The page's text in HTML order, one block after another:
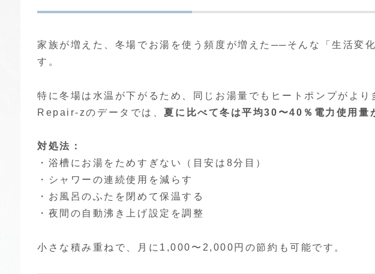
家族が増えた、冬場でお湯を使う頻度が増えた──そんな「生活変
す。
特に冬場は水温が下がるため、同じお湯量でもヒートポンプがよ
Repair-zのデータでは、夏に比べて冬は平均30〜40％電力使用量
対処法：
・浴槽にお湯をためすぎない（目安は8分目）
・シャワーの連続使用を減らす
・お風呂のふたを閉めて保温する
・夜間の自動沸き上げ設定を調整
小さな積み重ねで、月に1,000〜2,000円の節約も可能です。